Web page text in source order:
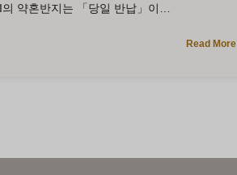
약혼반지는 「당일 반납」이
Read More